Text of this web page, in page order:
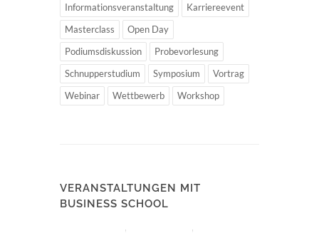
Informationsveranstaltung
Karriereevent
Masterclass
Open Day
Podiumsdiskussion
Probevorlesung
Schnupperstudium
Symposium
Vortrag
Webinar
Wettbewerb Workshop
VERANSTALTUNGEN MIT
BUSINESS SCHOOL